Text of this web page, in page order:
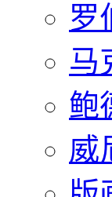
罗
马
鲍
威